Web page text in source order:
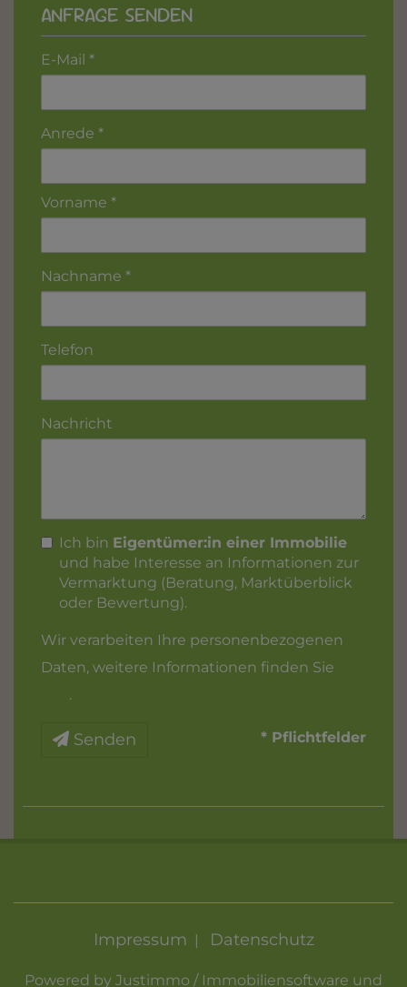
ANFRAGE SENDEN
E-Mail
Anrede
Vorname
Nachname
Telefon
Nachricht
Ich bin Eigentümer:in einer Immobilie
und habe Interesse an Informationen zur
Vermarktung (Beratung, Marktüberblick
oder Bewertung).
Wir verarbeiten Ihre personenbezogenen
Daten, weitere Informationen finden Sie
.
Senden * Pflichtfelder
Impressum Datenschutz
Powered by Justimmo / Immobiliensoftware und